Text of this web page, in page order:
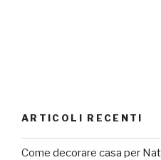
ARTICOLI RECENTI
Come decorare casa per